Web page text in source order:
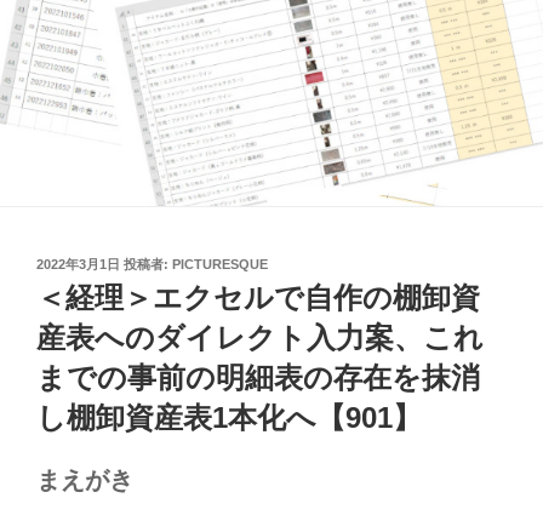
プ
投
日:
2022年3月1日 投稿者: PICTURESQUE
＜経理＞エクセルで自作の棚卸資
産表へのダイレクト入力案、これ
までの事前の明細表の存在を抹消
し棚卸資産表1本化へ【901】
まえがき